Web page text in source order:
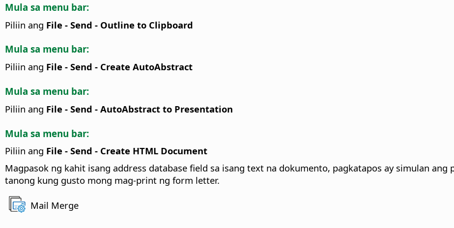
Mula sa menu bar:
Piliin ang File - Send - Outline to Clipboard
Mula sa menu bar:
Piliin ang File - Send - Create AutoAbstract
Mula sa menu bar:
Piliin ang File - Send - AutoAbstract to Presentation
Mula sa menu bar:
Piliin ang File - Send - Create HTML Document
Magpasok ng kahit isang address database field sa isang text na dokumento, pagkatapos ay simulan
tanong kung gusto mong mag-print ng form letter.
Mail Merge